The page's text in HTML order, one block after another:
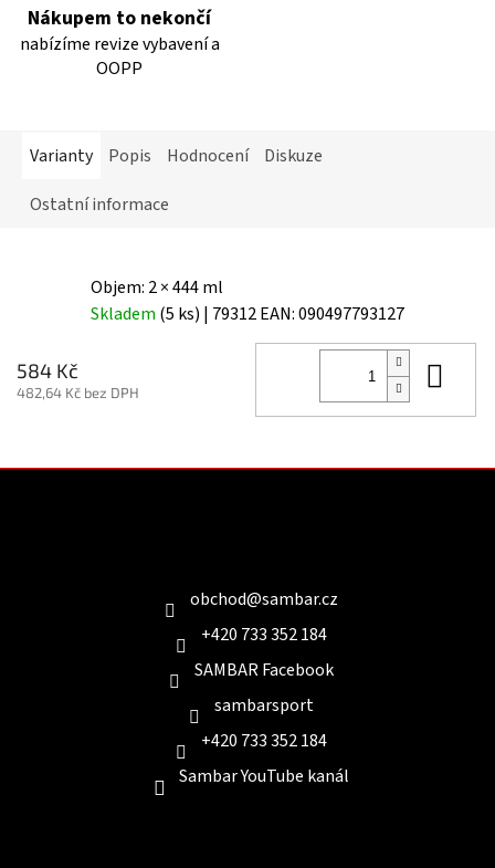
Nákupem to nekončí
nabízíme revize vybavení a
OOPP
Varianty Popis Hodnocení
Diskuze
Ostatní informace
Objem: 2 × 444 ml
Skladem (5 ks) | 79312EAN:090497793127
584 Kč
482,64 Kč bez DPH
obchod@sambar.cz
+420 733 352 184
SAMBAR Facebook
sambarsport
+420 733 352 184
Sambar YouTube kanál